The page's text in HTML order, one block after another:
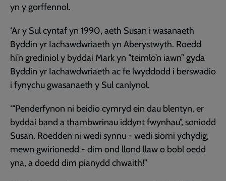
yn y gorffennol.
‘Ar y Sul cyntaf yn 1990, aeth Susan i wasanaeth
Byddin yr Iachawdwriaeth yn Aberystwyth. Roedd
hi’n grediniol y byddai Mark yn “teimlo’n iawn” gyda
Byddin yr Iachawdwriaeth ac fe lwyddodd i berswadio
i fynychu gwasanaeth y Sul canlynol.
‘“Penderfynon ni beidio cymryd ein dau blentyn, er
byddai band a thambwrinau iddynt fwynhau”, soniodd
Susan. Roedden ni wedi synnu - wedi siomi ychydig,
mewn gwirionedd - dim ond llond llaw o bobl oedd
yna, a doedd dim pianydd chwaith!”